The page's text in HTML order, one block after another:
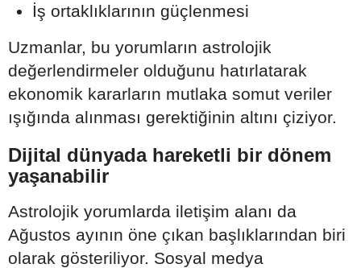
İş ortaklıklarının güçlenmesi
Uzmanlar, bu yorumların astrolojik
değerlendirmeler olduğunu hatırlatarak
ekonomik kararların mutlaka somut veriler
ışığında alınması gerektiğinin altını çiziyor.
Dijital dünyada hareketli bir dönem
yaşanabilir
Astrolojik yorumlarda iletişim alanı da
Ağustos ayının öne çıkan başlıklarından biri
olarak gösteriliyor. Sosyal medya